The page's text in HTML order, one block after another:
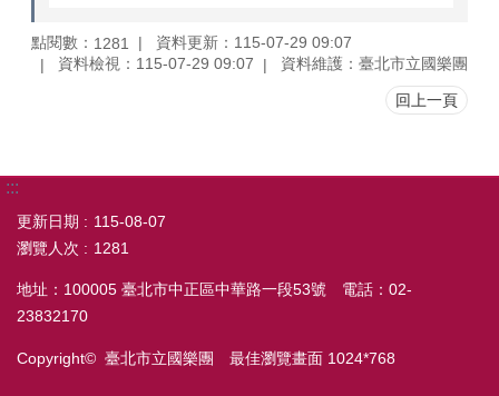
點閱數： 1281
資料更新：115-07-29 09:07
資料檢視：115-07-29 09:07
資料維護：臺北市立國樂團
回上一頁
:::
更新日期
115-08-07
瀏覽人次
1281
地址：100005 臺北市中正區中華路一段53號 電話：02-
23832170
Copyright© 臺北市立國樂團 最佳瀏覽畫面 1024*768